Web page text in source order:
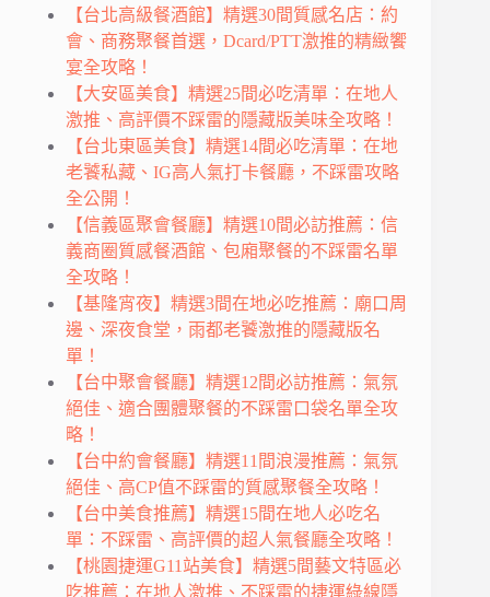
【台北高級餐酒館】精選30間質感名店：約
會、商務聚餐首選，Dcard/PTT激推的精緻饗
宴全攻略！
【大安區美食】精選25間必吃清單：在地人
激推、高評價不踩雷的隱藏版美味全攻略！
【台北東區美食】精選14間必吃清單：在地
老饕私藏、IG高人氣打卡餐廳，不踩雷攻略
全公開！
【信義區聚會餐廳】精選10間必訪推薦：信
義商圈質感餐酒館、包廂聚餐的不踩雷名單
全攻略！
【基隆宵夜】精選3間在地必吃推薦：廟口周
邊、深夜食堂，雨都老饕激推的隱藏版名
單！
【台中聚會餐廳】精選12間必訪推薦：氣氛
絕佳、適合團體聚餐的不踩雷口袋名單全攻
略！
【台中約會餐廳】精選11間浪漫推薦：氣氛
絕佳、高CP值不踩雷的質感聚餐全攻略！
【台中美食推薦】精選15間在地人必吃名
單：不踩雷、高評價的超人氣餐廳全攻略！
【桃園捷運G11站美食】精選5間藝文特區必
吃推薦：在地人激推、不踩雷的捷運綠線隱